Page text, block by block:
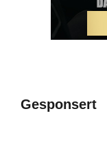
Gesponsert